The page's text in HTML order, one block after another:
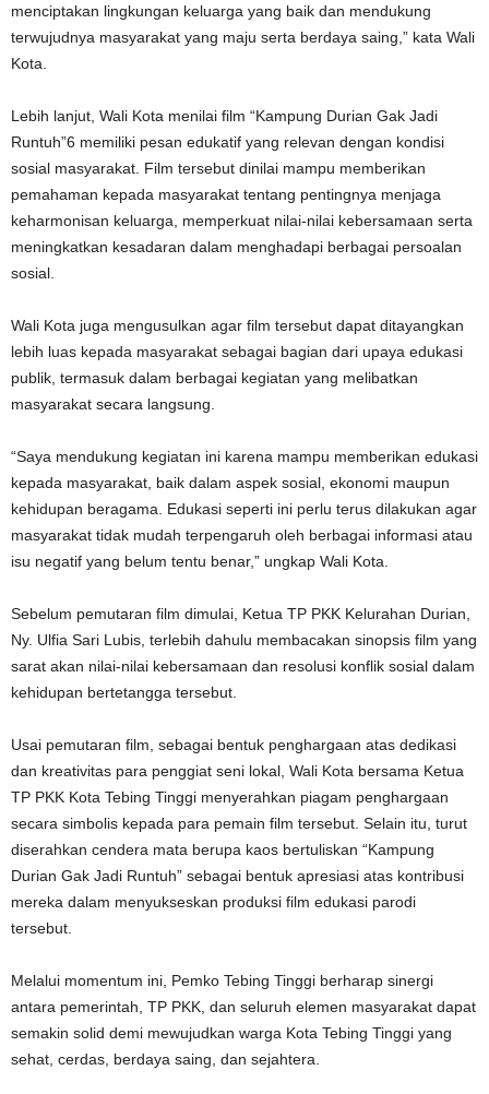
menciptakan lingkungan keluarga yang baik dan mendukung
terwujudnya masyarakat yang maju serta berdaya saing,” kata Wali
Kota.
Lebih lanjut, Wali Kota menilai film “Kampung Durian Gak Jadi
Runtuh”6 memiliki pesan edukatif yang relevan dengan kondisi
sosial masyarakat. Film tersebut dinilai mampu memberikan
pemahaman kepada masyarakat tentang pentingnya menjaga
keharmonisan keluarga, memperkuat nilai-nilai kebersamaan serta
meningkatkan kesadaran dalam menghadapi berbagai persoalan
sosial.
Wali Kota juga mengusulkan agar film tersebut dapat ditayangkan
lebih luas kepada masyarakat sebagai bagian dari upaya edukasi
publik, termasuk dalam berbagai kegiatan yang melibatkan
masyarakat secara langsung.
“Saya mendukung kegiatan ini karena mampu memberikan edukasi
kepada masyarakat, baik dalam aspek sosial, ekonomi maupun
kehidupan beragama. Edukasi seperti ini perlu terus dilakukan agar
masyarakat tidak mudah terpengaruh oleh berbagai informasi atau
isu negatif yang belum tentu benar,” ungkap Wali Kota.
Sebelum pemutaran film dimulai, Ketua TP PKK Kelurahan Durian,
Ny. Ulfia Sari Lubis, terlebih dahulu membacakan sinopsis film yang
sarat akan nilai-nilai kebersamaan dan resolusi konflik sosial dalam
kehidupan bertetangga tersebut.
Usai pemutaran film, sebagai bentuk penghargaan atas dedikasi
dan kreativitas para penggiat seni lokal, Wali Kota bersama Ketua
TP PKK Kota Tebing Tinggi menyerahkan piagam penghargaan
secara simbolis kepada para pemain film tersebut. Selain itu, turut
diserahkan cendera mata berupa kaos bertuliskan “Kampung
Durian Gak Jadi Runtuh” sebagai bentuk apresiasi atas kontribusi
mereka dalam menyukseskan produksi film edukasi parodi
tersebut.
Melalui momentum ini, Pemko Tebing Tinggi berharap sinergi
antara pemerintah, TP PKK, dan seluruh elemen masyarakat dapat
semakin solid demi mewujudkan warga Kota Tebing Tinggi yang
sehat, cerdas, berdaya saing, dan sejahtera.